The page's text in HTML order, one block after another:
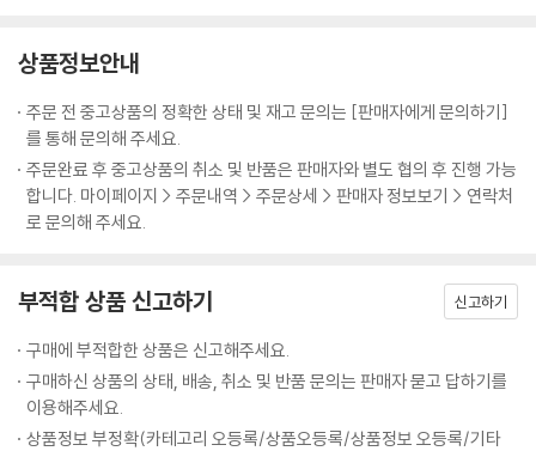
아웃』, 『모아나』, 『하이스쿨 뮤지컬』, 『주토피아』, 『코코』, 『몬스터 주식회
- 마이클 마이즈너 (한국 외국어대학교 교수)
상품정보안내
주문 전 중고상품의 정확한 상태 및 재고 문의는 [판매자에게 문의하기]
를 통해 문의해 주세요.
주문완료 후 중고상품의 취소 및 반품은 판매자와 별도 협의 후 진행 가능
합니다. 마이페이지 > 주문내역 > 주문상세 > 판매자 정보보기 > 연락처
로 문의해 주세요.
부적합 상품 신고하기 신고하기
구매에 부적합한 상품은 신고해주세요.
구매하신 상품의 상태, 배송, 취소 및 반품 문의는 판매자 묻고 답하기를
이용해주세요.
상품정보 부정확(카테고리 오등록/상품오등록/상품정보 오등록/기타